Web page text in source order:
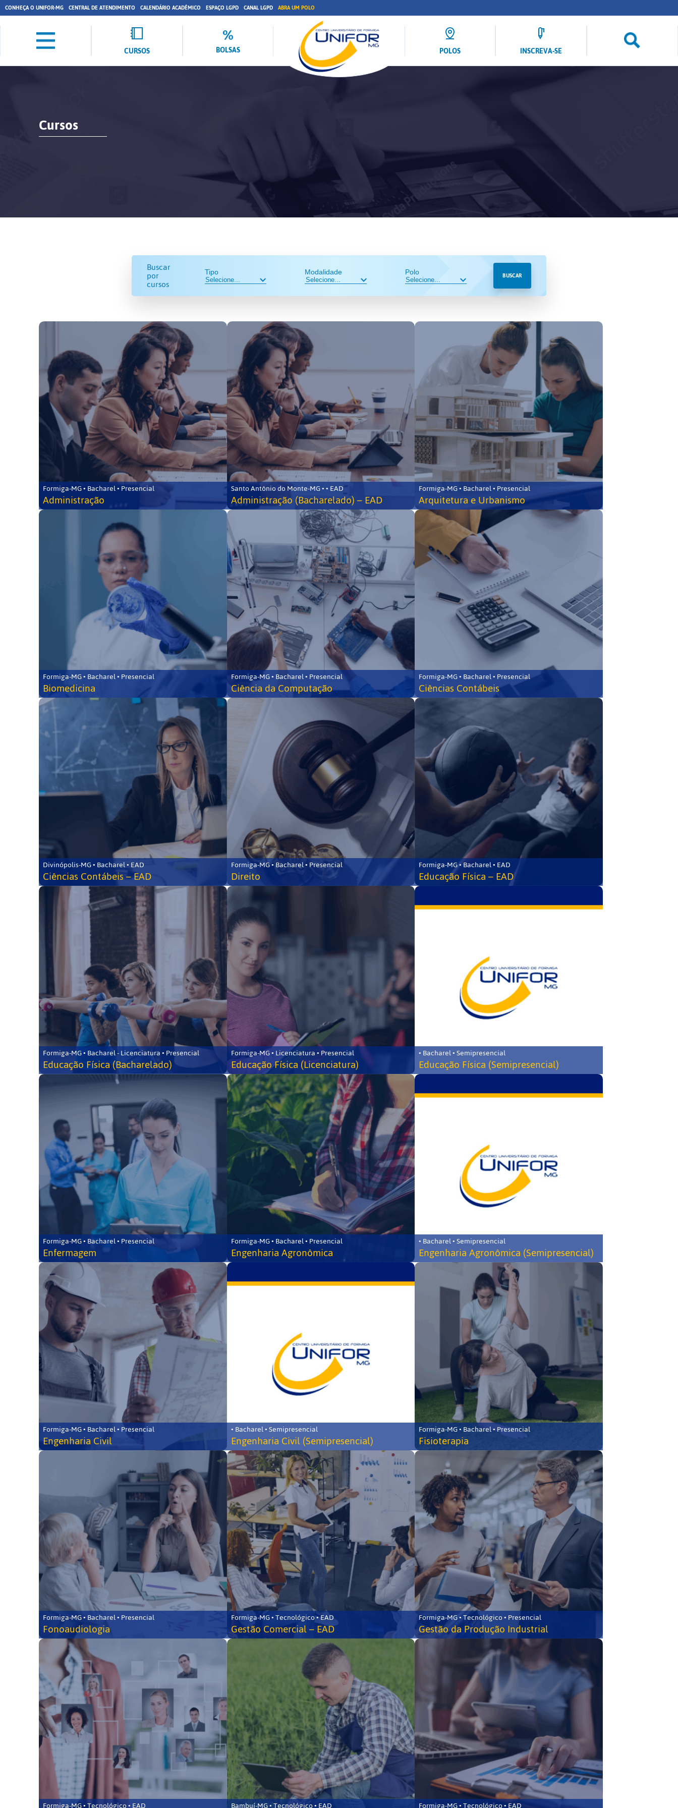
CONHEÇA O UNIFOR-MG CENTRAL DE ATENDIMENTO CALENDÁRIO ACADÊMICO ESPAÇO LGPD CANAL LGPD ABRA UM POLO
CURSOS BOLSAS POLOS INSCREVA-SE
Cursos
Buscar
por
cursos
Tipo Modalidade Polo BUSCAR
Formiga-MG • Bacharel • Presencial
Administração
Santo Antônio do Monte-MG • • EAD
Administração (Bacharelado) – EAD
Formiga-MG • Bacharel • Presencial
Arquitetura e Urbanismo
Formiga-MG • Bacharel • Presencial
Biomedicina
Formiga-MG • Bacharel • Presencial
Ciência da Computação
Formiga-MG • Bacharel • Presencial
Ciências Contábeis
Divinópolis-MG • Bacharel • EAD
Ciências Contábeis – EAD
Formiga-MG • Bacharel • Presencial
Direito
Formiga-MG • Bacharel • EAD
Educação Física – EAD
Formiga-MG • Bacharel - Licenciatura • Presencial
Educação Física (Bacharelado)
Formiga-MG • Licenciatura • Presencial
Educação Física (Licenciatura)
• Bacharel • Semipresencial
Educação Física (Semipresencial)
Formiga-MG • Bacharel • Presencial
Enfermagem
Formiga-MG • Bacharel • Presencial
Engenharia Agronômica
• Bacharel • Semipresencial
Engenharia Agronômica (Semipresencial)
Formiga-MG • Bacharel • Presencial
Engenharia Civil
• Bacharel • Semipresencial
Engenharia Civil (Semipresencial)
Formiga-MG • Bacharel • Presencial
Fisioterapia
Formiga-MG • Bacharel • Presencial
Fonoaudiologia
Formiga-MG • Tecnológico • EAD
Gestão Comercial – EAD
Formiga-MG • Tecnológico • Presencial
Gestão da Produção Industrial